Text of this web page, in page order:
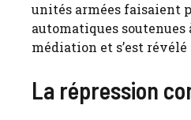
unités armées faisaient
automatiques soutenues
médiation et s’est
La répression